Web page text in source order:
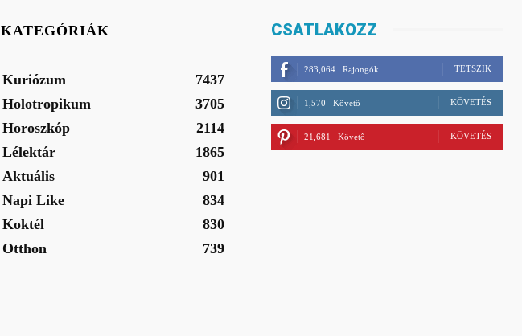
KATEGÓRIÁK
Kuriózum
7437
Holotropikum
3705
Horoszkóp
2114
Lélektár
1865
Aktuális
901
Napi Like
834
Koktél
830
Otthon
739
CSATLAKOZZ
283,064 Rajongók TETSZIK
1,570 Követő KÖVETÉS
21,681 Követő KÖVETÉS